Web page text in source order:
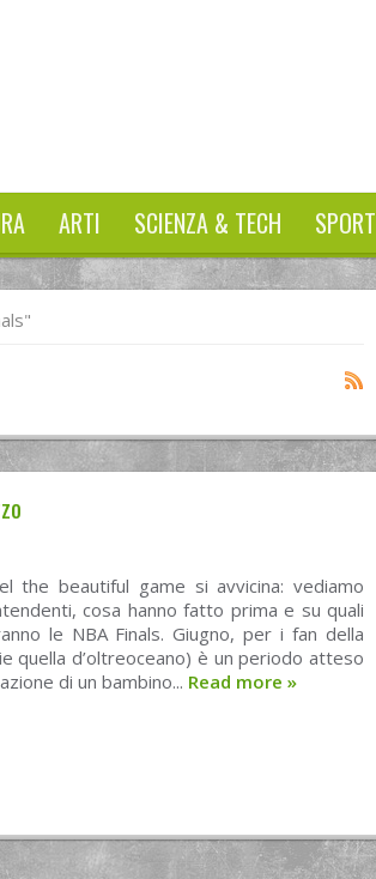
ARTI SCIENZA & TECH SPORT
the beautiful game si avvicina: vediamo
cosa hanno fatto prima e su quali
le NBA Finals. Giugno, per i fan della
quella d’oltreoceano) è un periodo atteso
di un bambino... Read more »